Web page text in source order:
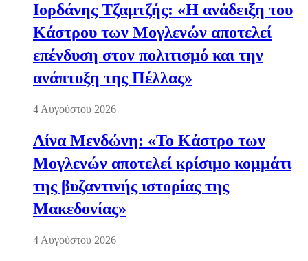
Ιορδάνης Τζαμτζής: «Η ανάδειξη του
Κάστρου των Μογλενών αποτελεί
επένδυση στον πολιτισμό και την
ανάπτυξη της Πέλλας»
4 Αυγούστου 2026
Λίνα Μενδώνη: «Το Κάστρο των
Μογλενών αποτελεί κρίσιμο κομμάτι
της βυζαντινής ιστορίας της
Μακεδονίας»
4 Αυγούστου 2026